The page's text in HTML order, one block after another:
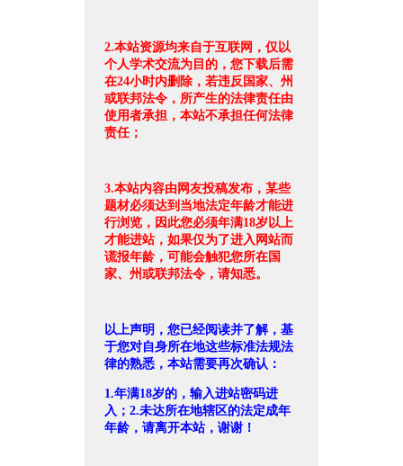
2.本站资源均来自于互联网，仅以
个人学术交流为目的，您下载后需
在24小时内删除，若违反国家、州
或联邦法令，所产生的法律责任由
使用者承担，本站不承担任何法律
责任；
3.本站内容由网友投稿发布，某些
题材必须达到当地法定年龄才能进
行浏览，因此您必须年满18岁以上
才能进站，如果仅为了进入网站而
谎报年龄，可能会触犯您所在国
家、州或联邦法令，请知悉。
以上声明，您已经阅读并了解，基
于您对自身所在地这些标准法规法
律的熟悉，本站需要再次确认：
1.年满18岁的，输入进站密码进
入；2.未达所在地辖区的法定成年
年龄，请离开本站，谢谢！